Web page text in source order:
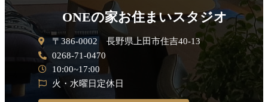
ONEの家お住まいスタジオ
〒386-0002 長野県上田市住吉40-13
0268-71-0470
10:00~17:00
火・水曜日定休日